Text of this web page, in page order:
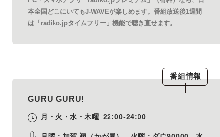
本全国どこにいてもJ-WAVEが楽しめます。番組放送後1週間
は「radiko.jpタイムフリー」機能で聴き直せます。
番組情報
GURU GURU!
月・火・水・木曜 22:00-24:00